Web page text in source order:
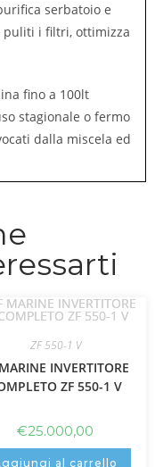
serbatoio e
i filtri, ottimizza
fino a 100lt
stagionale o fermo
dalla miscela ed
ZF 550-1 V
INVERTITORE
ZF 550-1 V
€25.000,00
al carrello